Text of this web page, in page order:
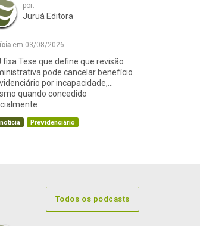
por:
Juruá Editora
em 03/08/2026
fixa Tese que define que revisão
pode cancelar benefício
por incapacidade,
quando concedido
Previdenciário
Todos os podcasts